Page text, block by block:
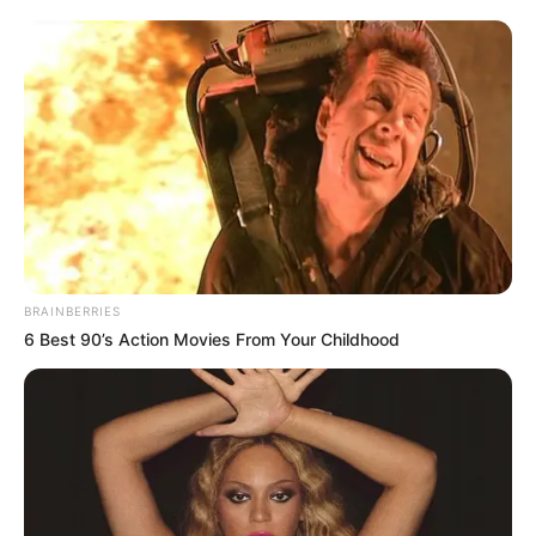
MOSSY WALSH (13)est une jument encore
perfectible mais en plein progrès. En effet, elle a pris
une excellente troisième place pour son premier
handicap. De plus, son entraîneur estime qu’elle
peut gagner un Quinté+ à cette valeur. Ainsi, malgré
son manque d’expérience, elle mérite un large
crédit.
BRAINBERRIES
6 Best 90’s Action Movies From Your Childhood